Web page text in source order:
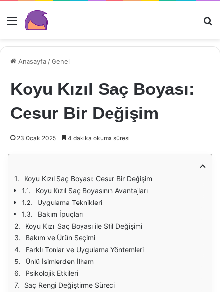
Menü
Anasayfa /Genel
Koyu Kızıl Saç Boyası:
Cesur Bir Değişim
23 Ocak 2025 4 dakika okuma süresi
Koyu Kızıl Saç Boyası: Cesur Bir Değişim
Koyu Kızıl Saç Boyasının Avantajları
Uygulama Teknikleri
Bakım İpuçları
Koyu Kızıl Saç Boyası ile Stil Değişimi
Bakım ve Ürün Seçimi
Farklı Tonlar ve Uygulama Yöntemleri
Ünlü İsimlerden İlham
Psikolojik Etkileri
Saç Rengi Değiştirme Süreci